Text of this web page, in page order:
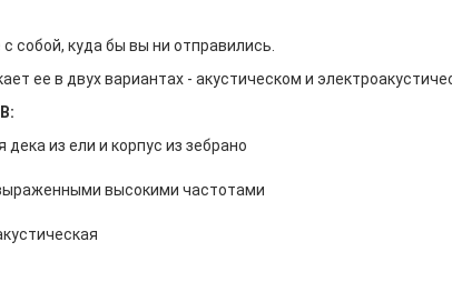
собой, куда бы вы ни отправились.
ее в двух вариантах - акустическом и
из ели и корпус из зебрано
высокими частотами